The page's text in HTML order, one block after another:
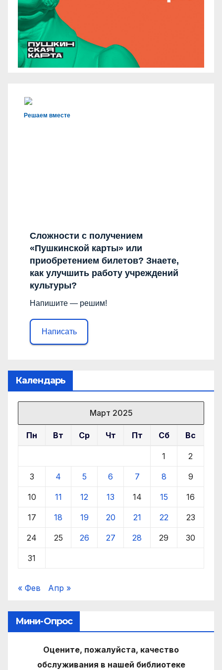
Решаем вместе
Сложности с получением
«Пушкинской карты» или
приобретением билетов? Знаете,
как улучшить работу учреждений
культуры?
Напишите — решим!
Написать
Календарь
Март 2025
Пн Вт Ср Чт Пт Сб Вс
1 2
3 4 5 6 7 8 9
10 11 12 13 14 15 16
17 18 19 20 21 22 23
24 25 26 27 28 29 30
31
« Фев Апр »
Мини-Опрос
Оцените, пожалуйста, качество
обслуживания в нашей библиотеке